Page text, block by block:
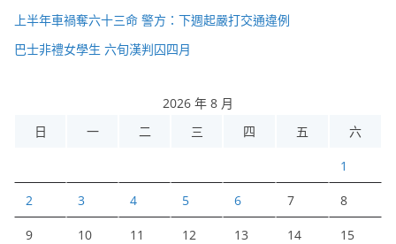
上半年車禍奪六十三命 警方：下週起嚴打交通違例
巴士非禮女學生 六旬漢判囚四月
2026 年 8 月
日
一 二 三 四 五 六
1
2 3 4 5 6 7 8
9 10 11 12 13 14 15